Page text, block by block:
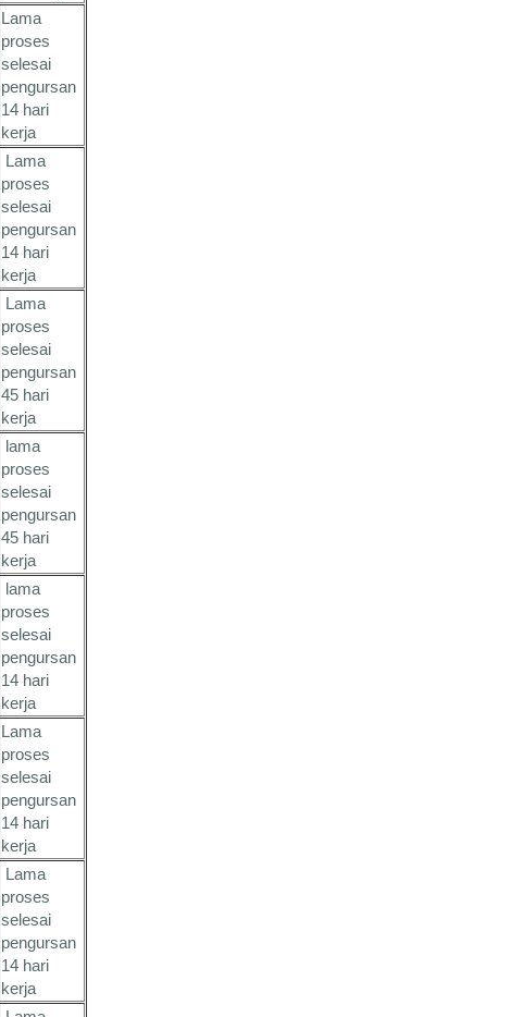
Lama
proses
selesai
pengursan
14 hari
kerja
Lama
proses
selesai
pengursan
14 hari
kerja
Lama
proses
selesai
pengursan
45 hari
kerja
lama
proses
selesai
pengursan
45 hari
kerja
lama
proses
selesai
pengursan
14 hari
kerja
Lama
proses
selesai
pengursan
14 hari
kerja
Lama
proses
selesai
pengursan
14 hari
kerja